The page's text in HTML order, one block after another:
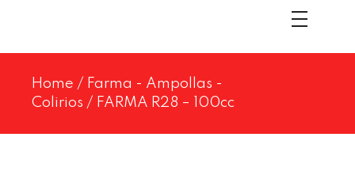
Home / Farma - Ampollas -
Colirios / FARMA R28 – 100cc